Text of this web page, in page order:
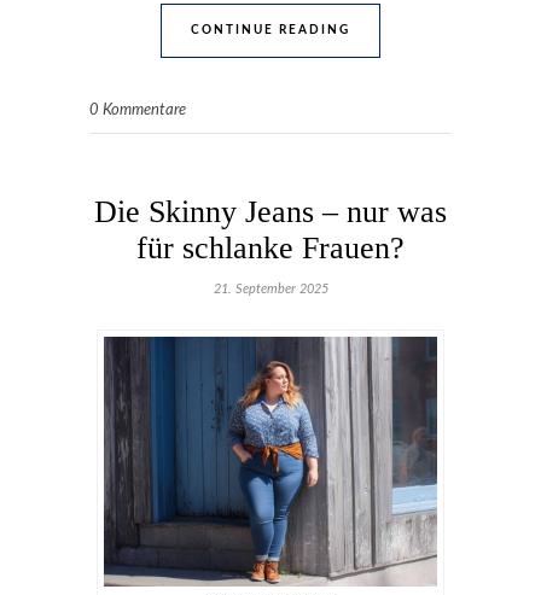
CONTINUE READING
0 Kommentare
Die Skinny Jeans – nur was
für schlanke Frauen?
21. September 2025